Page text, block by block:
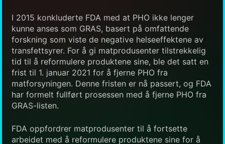
I 2015 konkluderte FDA med at PHO ikke lenger
kunne anses som GRAS, basert på omfattende
forskning som viste de negative helseeffektene av
transfettsyrer. For å gi matprodusenter tilstrekkelig
tid til å reformulere produktene sine, ble det satt en
frist til 1. januar 2021 for å fjerne PHO fra
matforsyningen. Denne fristen er nå passert, og FDA
har formelt fullført prosessen med å fjerne PHO fra
GRAS-listen.
FDA oppfordrer matprodusenter til å fortsette
arbeidet med å reformulere produktene sine for å